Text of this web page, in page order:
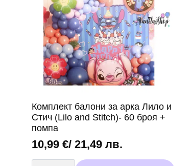
Комплект балони за арка Лило и
Стич (Lilo and Stitch)- 60 броя +
помпа
10,99 €/ 21,49 лв.
количество